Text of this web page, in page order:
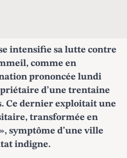
intensifie sa lutte contre
comme en
prononcée lundi
d’une trentaine
Ce dernier exploitait une
transformée en
symptôme d’une ville
indigne.